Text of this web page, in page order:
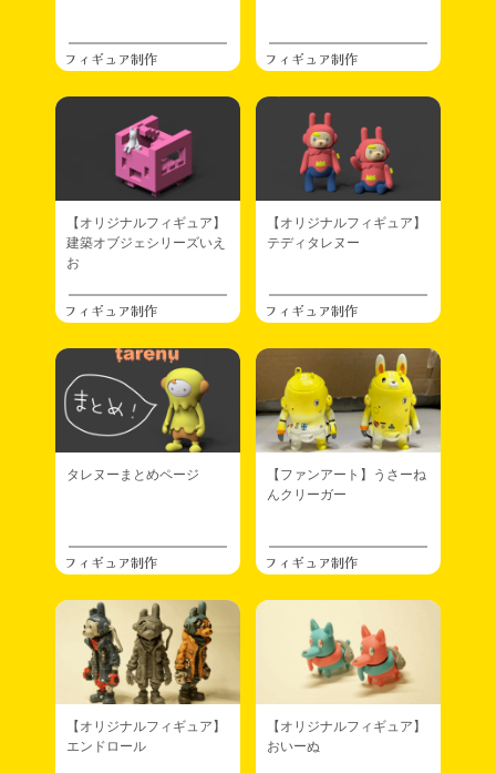
フィギュア制作 フィギュア制作
【オリジナルフィギュア】
建築オブジェシリーズいえ
お
フィギュア制作
【オリジナルフィギュア】
テディタレヌー
フィギュア制作
タレヌーまとめページ
フィギュア制作
【ファンアート】うさーね
んクリーガー
フィギュア制作
【オリジナルフィギュア】
エンドロール
【オリジナルフィギュア】
おいーぬ